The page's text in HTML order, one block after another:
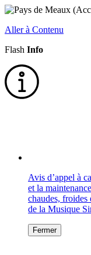
Aller à Contenu
Flash Info
Avis d’appel à
et la
chaudes, froides
de la Musique
Fermer